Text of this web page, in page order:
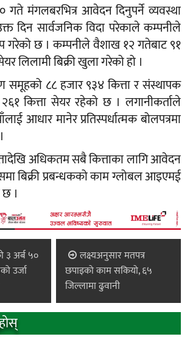
मंगलबरभित्र आवेदन दिनुपर्ने व्यवस्था
दिन सार्वजनिक विदा परेकाले कम्पनीले
छ । कम्पनीले वैशाख १२ गतेबाट ९१
लिलामी बिक्री खुला गरेको हो ।
समूहको ८८ हजार ९३४ कित्ता र संस्थापक
कित्ता सेयर रहेको छ । लगानीकर्ताले
आधार मानेर प्रतिस्पर्धात्मक बोलपत्रमा
अधिकतम सबै कित्ताका लागि आवेदन
बिक्री प्रबन्धकको काम ग्लोबल आइएमई
।
३ अर्ब ५०
उर्जा
लक्ष्यअनुसार मतपत्र
छपाइको काम सकियो, ६५
जिल्लामा ढुवानी